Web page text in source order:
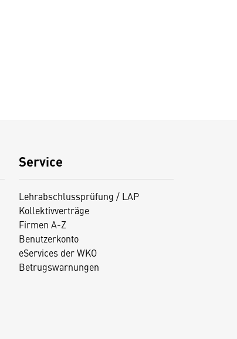
Service
Lehrabschlussprüfung / LAP
Kollektivverträge
Firmen A-Z
Benutzerkonto
eServices der WKO
Betrugswarnungen